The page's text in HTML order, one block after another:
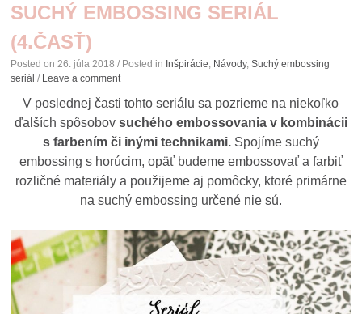
SUCHÝ EMBOSSING SERIÁL
(4.ČASŤ)
Posted on 26. júla 2018 / Posted in Inšpirácie Návody,Suchý embossing
seriál / Leave a comment
V poslednej časti tohto seriálu sa pozrieme na niekoľko
ďalších spôsobov suchého embossovania v kombinácii
s farbením či inými technikami.Spojíme suchý
embossing s horúcim, opäť budeme embossovať a farbiť
rozličné materiály a použijeme aj pomôcky, ktoré primárne
na suchý embossing určené nie sú.